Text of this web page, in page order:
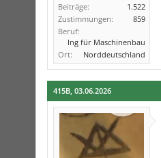
Beiträge:
1.522
Zustimmungen:
859
Beruf:
Ing für Maschinenbau
Ort:
Norddeutschland
415B 03.06.2026